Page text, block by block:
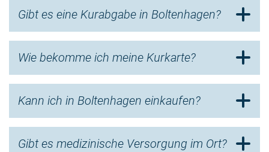
Gibt es eine Kurabgabe in Boltenhagen?
Wie bekomme ich meine Kurkarte?
Kann ich in Boltenhagen einkaufen? Icon zum oeffnen/schliessen
Gibt es medizinische Versorgung im Ort? Icon zum oeffnen/schliessen
Icon zum oeffnen/schliessen